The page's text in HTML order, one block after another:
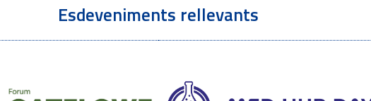
Esdeveniments rellevants